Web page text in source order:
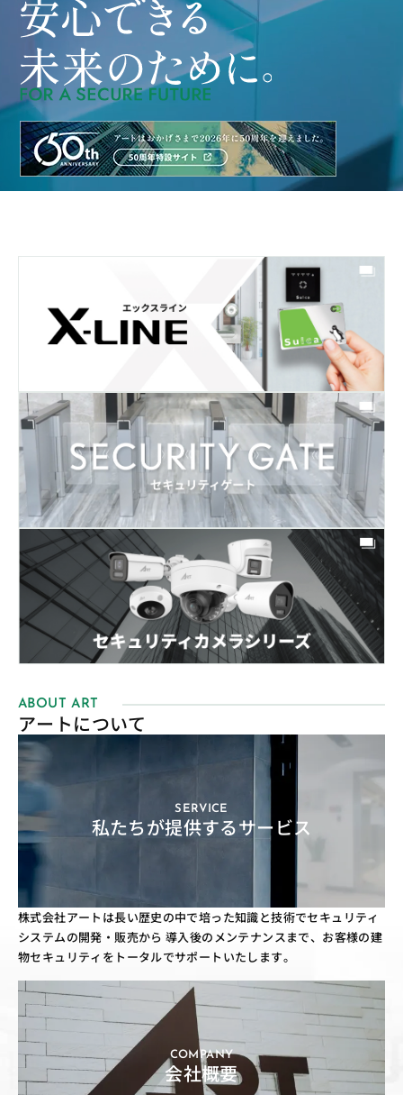
ABOUT ART
アートについて
SERVICE
私たちが提供するサービス
株式会社アートは長い歴史の中で培った知識と技術でセキュリティ
システムの開発・販売から 導入後のメンテナンスまで、お客様の建
物セキュリティをトータルでサポートいたします。
COMPANY
会社概要